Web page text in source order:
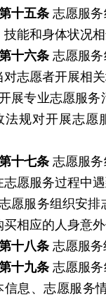
十五条 志愿服
技能和身体状况
十六条 志愿服
对志愿者开展相
展专业志愿服务
法规对开展志愿
十七条 志愿服
志愿服务过程中
愿服务组织安排
买相应的人身意
十八条 志愿服
十九条 志愿服
信息、志愿服务